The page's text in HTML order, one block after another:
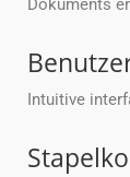
Dokuments
Intuitive